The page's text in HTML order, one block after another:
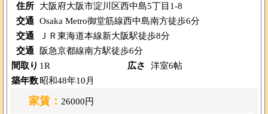
住所
大阪府大阪市淀川区西中島5丁目1-8
交通 Osaka Metro御堂筋線西中島南方徒歩6分
交通
ＪＲ東海道本線新大阪駅徒歩8分
交通
阪急京都線南方駅徒歩6分
間取り 1R 広さ
洋室6帖
築年数昭和48年10月
家賃： 26000円